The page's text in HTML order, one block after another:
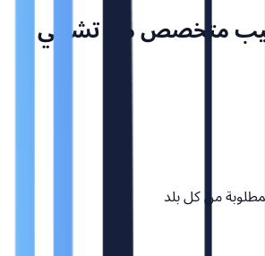
متخصص من تشيلي
من كل بلد